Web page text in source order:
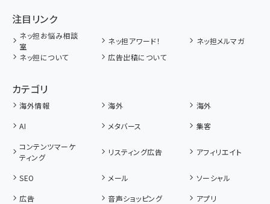
注目リンク
ネッ担お悩み相談
室
ネッ担アワード！
ネッ担メルマガ
ネッ担について
広告出稿について
カテゴリ
海外情報 海外
海外
AI
メタバース
集客
コンテンツマーケ
ティング
リスティング広告 アフィリエイト
SEO メール
ソーシャル
広告
音声ショッピング
アプリ